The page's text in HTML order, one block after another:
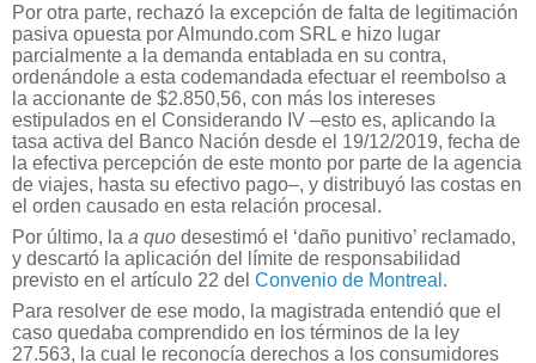
Por otra parte, rechazó la excepción de falta de legitimación
pasiva opuesta por Almundo.com SRL e hizo lugar
parcialmente a la demanda entablada en su contra,
ordenándole a esta codemandada efectuar el reembolso a
la accionante de $2.850,56, con más los intereses
estipulados en el Considerando IV –esto es, aplicando la
tasa activa del Banco Nación desde el 19/12/2019, fecha de
la efectiva percepción de este monto por parte de la agencia
de viajes, hasta su efectivo pago–, y distribuyó las costas en
el orden causado en esta relación procesal.
Por último, la a quo desestimó el ‘daño punitivo’ reclamado,
y descartó la aplicación del límite de responsabilidad
previsto en el artículo 22 del Convenio de Montreal .
Para resolver de ese modo, la magistrada entendió que el
caso quedaba comprendido en los términos de la ley
27.563, la cual le reconocía derechos a los consumidores